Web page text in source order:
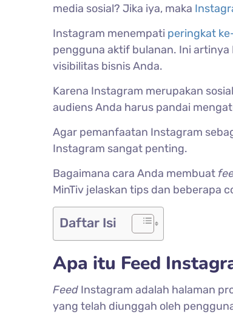
media sosial? Jika iya, maka
Instagram menempati peringkat
pengguna aktif bulanan. Ini
visibilitas bisnis Anda.
Karena Instagram merupakan
audiens Anda harus pandai
Agar pemanfaatan Instagram
Instagram sangat penting.
Bagaimana cara Anda membuat
MinTiv jelaskan tips dan beberapa
Daftar Isi
Apa itu Feed
Feed Instagram adalah halaman
yang telah diunggah oleh